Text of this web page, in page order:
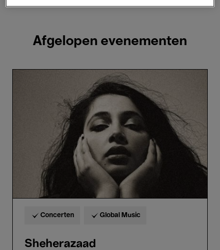
Afgelopen evenementen
Concerten Global Music
Sheherazaad